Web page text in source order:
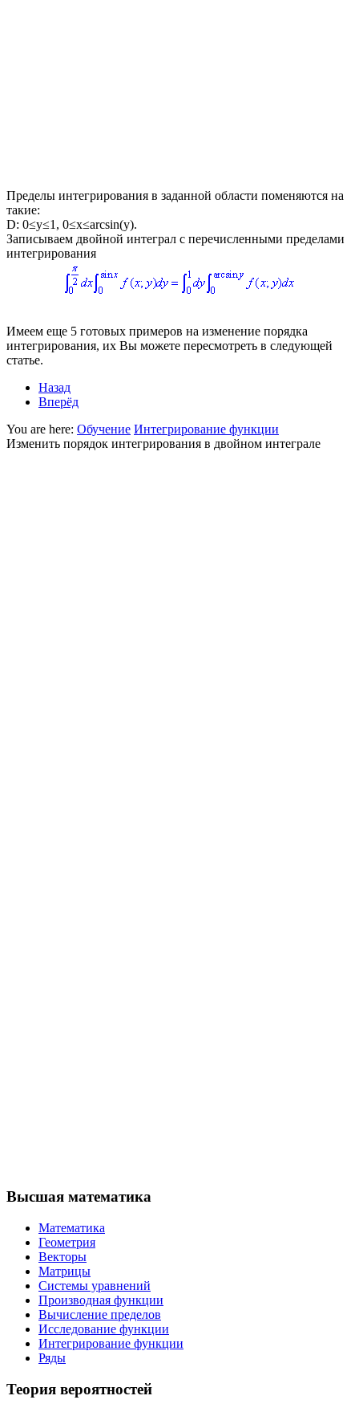
Пределы интегрирования в заданной области поменяются на
такие:
D: 0≤y≤1, 0≤x≤arcsin(y).
Записываем двойной интеграл с перечисленными пределами
интегрирования
Имеем еще 5 готовых примеров на изменение порядка
интегрирования, их Вы можете пересмотреть в следующей
статье.
Назад
Вперёд
You are here: Обучение Интегрирование функции
Изменить порядок интегрирования в двойном интеграле
Высшая математика
Математика
Геометрия
Векторы
Матрицы
Системы уравнений
Производная функции
Вычисление пределов
Исследование функции
Интегрирование функции
Ряды
Теория вероятностей